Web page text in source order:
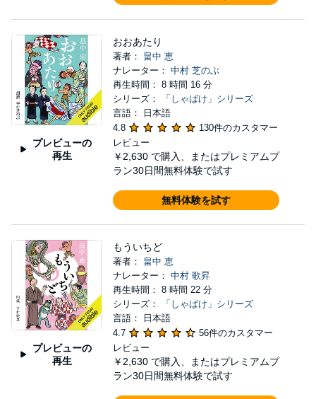
プレビューの
再生
おおあたり
著者： 畠中 恵
ナレーター： 中村 芝のぶ
再生時間： 8 時間 16 分
シリーズ：
「しゃばけ」シリーズ
言語： 日本語
4.8
130件のカスタマー
レビュー
￥2,630 で購入、またはプレミアムプ
ラン30日間無料体験で試す
無料体験を試す
プレビューの
再生
もういちど
著者： 畠中 恵
ナレーター： 中村 歌昇
再生時間： 8 時間 22 分
シリーズ：
「しゃばけ」シリーズ
言語： 日本語
4.7
56件のカスタマー
レビュー
￥2,630 で購入、またはプレミアムプ
ラン30日間無料体験で試す